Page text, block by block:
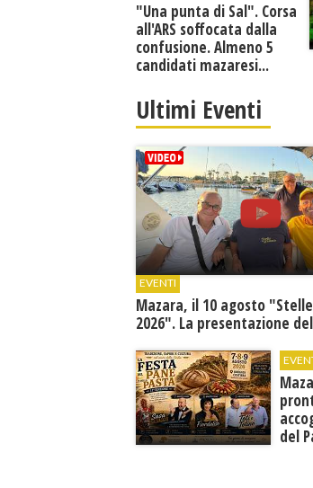
"Una punta di Sal". Corsa
all'ARS soffocata dalla
confusione. Almeno 5
candidati mazaresi...
Ultimi Eventi
EVENTI
Mazara, il 10 agosto
2026". La presentazione
del